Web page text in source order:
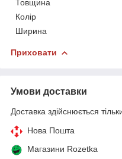
Товщина
Колір
Ширина
Приховати
Умови доставки
Доставка здійснюється
Нова Пошта
Магазини Rozetka